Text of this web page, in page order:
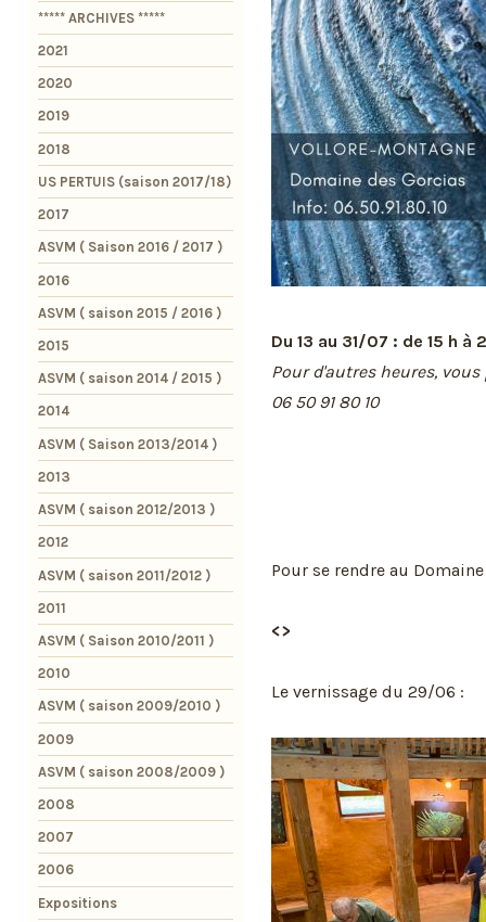
Du 13 au 31/07 : de 15 h à
Pour d'autres heures,
06 50 91 80 10
Pour se rendre au
<>
Le vernissage du 29/06 :
***** ARCHIVES *****
2021
2020
2019
2018
US PERTUIS (saison 2017/18)
2017
ASVM ( Saison 2016 / 2017 )
2016
ASVM ( saison 2015 / 2016 )
2015
ASVM ( saison 2014 / 2015 )
2014
ASVM ( Saison 2013/2014 )
2013
ASVM ( saison 2012/2013 )
2012
ASVM ( saison 2011/2012 )
2011
ASVM ( Saison 2010/2011 )
2010
ASVM ( saison 2009/2010 )
2009
ASVM ( saison 2008/2009 )
2008
2007
2006
Expositions